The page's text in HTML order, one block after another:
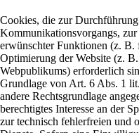
Cookies, die zur
Kommunikationsvorgangs,
erwünschter Funktionen (z.
Optimierung der Website (z.
Webpublikums) erforderlich
Grundlage von Art. 6 Abs. 1
andere Rechtsgrundlage
berechtigtes Interesse an der
zur technisch fehlerfreien und